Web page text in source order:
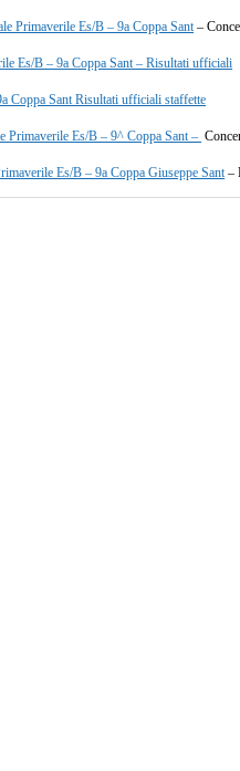
Primaverile Es/B – 9a Coppa Sant–
Es/B – 9a Coppa Sant – Risultati ufficiali
Coppa Sant Risultati ufficiali staffette
Primaverile Es/B – 9^ Coppa Sant –
Es/B – 9a Coppa Giuseppe Sant–